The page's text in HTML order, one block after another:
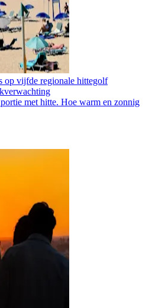
op vijfde regionale hittegolf
met hitte. Hoe warm en zonnig